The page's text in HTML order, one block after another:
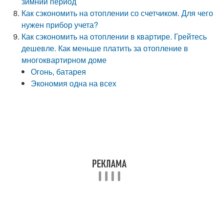
Как сэкономить на отоплении со счетчиком. Для чего
нужен прибор учета?
Как сэкономить на отоплении в квартире. Грейтесь
дешевле. Как меньше платить за отопление в
многоквартирном доме
Огонь, батарея
Экономия одна на всех